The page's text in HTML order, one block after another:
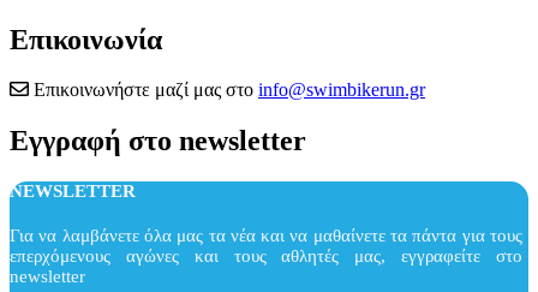
Επικοινωνία
Επικοινωνήστε μαζί μας στο info@swimbikerun.gr
Εγγραφή στο newsletter
NEWSLETTER
Για να λαμβάνετε όλα μας τα νέα και να μαθαίνετε τα πάντα για τους
επερχόμενους αγώνες και τους αθλητές μας, εγγραφείτε στο
newsletter